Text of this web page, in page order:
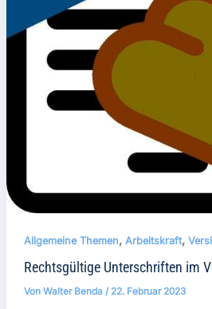
Allgemeine Themen, Arbeitskraft,
Rechtsgültige Unterschriften im
Von Walter Benda / 22. Februar 2023